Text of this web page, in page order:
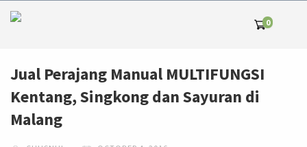
0
Jual Perajang Manual MULTIFUNGSI
Kentang, Singkong dan Sayuran di
Malang